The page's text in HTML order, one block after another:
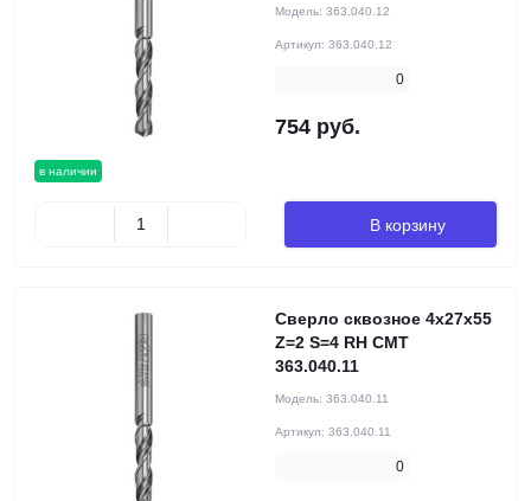
в наличии
Модель: 363.040.12
Артикул: 363.040.12
0
754 руб.
В корзину
Сверло сквозное 4x27x55
Z=2 S=4 RH CMT
363.040.11
Модель: 363.040.11
Артикул: 363.040.11
0